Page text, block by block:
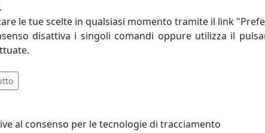
a mano con una vecchia tecnica tramandata di
decorativo, sono anche molto robusti, pratici e
le tue scelte in qualsiasi momento tramite il link
disattiva i singoli comandi oppure utilizza il
al consenso per le tecnologie di tracciamento